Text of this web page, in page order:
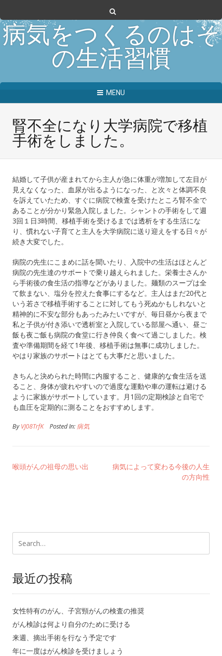
病気をつくるのはそ
の生活習慣
MENU
腎不全になり大学病院で移植
手術をしました。
結婚して子供が産まれてから主人が急に体重が増加して左目が
見えなくなった、血尿が出るようになった、と次々と体調不良
を訴えていたため、すぐに病院で検査を受けたところ腎不全で
あることが分かり緊急入院しました。シャントの手術をして週
3回１日3時間、移植手術を受けるまでは透析をする生活にな
り、慣れない子育てと主人を大学病院に送り迎えをする日々が
続き大変でした。
病院の先生にこまめに話を聞いたり、入院中の生活はほとんど
病院の先生達のサポートで乗り越えられました。栄養士さんか
ら手術後の食生活の指導などがありました。麺類のスープは全
て飲まない、塩分を控えた食事にするなど。主人はまだ20代と
いう若さで移植手術することに対してもう死ぬかもしれないと
精神的に不安な部分もあったみたいですが、毎日昼から夜まで
私と子供が付き添いで透析室と入院している部屋へ通い、昼ご
飯も夜ご飯も病院の食堂に行き仲良く食べて過ごしました。検
査や準備期間を経て1年後、移植手術は無事に成功しました。
やはり家族のサポートはとても大事だと思いました。
きちんと決められた時間に内服すること、健康的な食生活を送
ること、身体が疲れやすいので過度な運動や車の運転は避ける
ように家族がサポートしています。月1回の定期検診と自宅で
も血圧を定期的に測ることをおすすめします。
ByVJ08TrfK Posted In: 病気
喉頭がんの祖母の思い出
病気によって変わる今後の人生
の方向性
最近の投稿
女性特有のがん、子宮頸がんの検査の推奨
がん検診は何より自分のために受ける
来週、摘出手術を行なう予定です
年に一度はがん検診を受けましょう